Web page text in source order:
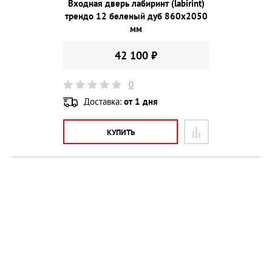
Входная дверь лабиринт (labirint)
трендо 12 беленый дуб 860х2050
мм
42 100 ₽
0
Доставка: от 1 дня
КУПИТЬ